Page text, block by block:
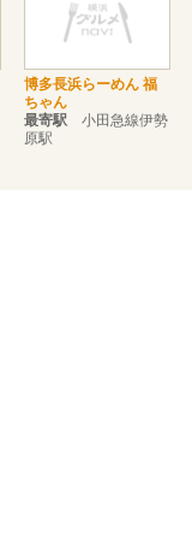
博多長浜らーめん 福
ちゃん
最寄駅 小田急線伊勢
原駅